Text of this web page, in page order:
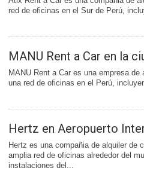
red de oficinas en el Sur de Perú,
MANU Rent a Car en la
MANU Rent a Car es una empresa
una red de oficinas en el Perú,
Hertz en Aeropuerto
Hertz es una compañia de alquiler de
amplia red de oficinas alrededor del
instalaciones del...